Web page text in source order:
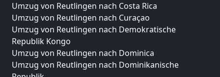
Umzug von Reutlingen nach Costa Rica
Umzug von Reutlingen nach Curaçao
Umzug von Reutlingen nach Demokratische
Republik Kongo
Umzug von Reutlingen nach Dominica
Umzug von Reutlingen nach Dominikanische